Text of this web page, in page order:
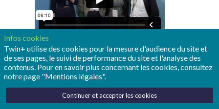
Le juré de la seconde édition des trophées des
jumeaux numériques était riche de 14 experts, aux
Infos cookies
Twin+ utilise des cookies pour la mesure d'audience du site et
de ses pages, le suivi de performance du site et l'analyse des
contenus. Pour en savoir plus concernant les cookies, consultez
notre page "Mentions légales".
Continuer et accepter les cookies